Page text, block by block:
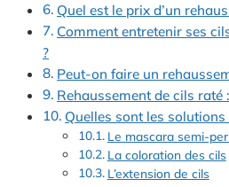
Quel est le prix d’un
Comment entretenir ses
?
Peut-on faire un
Rehaussement de cils raté
Quelles sont les
Le mascara semi-
La coloration des cils
L’extension de cils